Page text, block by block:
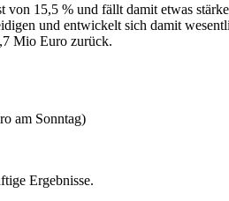
15,5 % und fällt damit etwas
und entwickelt sich damit
Mio Euro zurück.
am Sonntag)
Ergebnisse.